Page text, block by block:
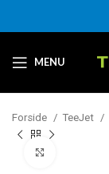
MENU
Forside TeeJet